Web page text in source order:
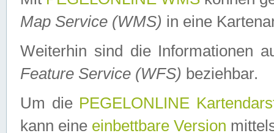
Map Service (WMS) in eine
Weiterhin sind die Informationen
Feature Service (WFS) beziehbar.
Um die PEGELONLINE
kann eine einbettbare Version